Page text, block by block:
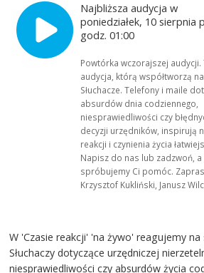
Najbliższa audycja w
poniedziałek, 10 sierpnia
godz. 01:00
Powtórka wczorajszej audycji.
audycja, którą współtworzą
Słuchacze. Telefony i maile
absurdów dnia codziennego,
niesprawiedliwości czy
decyzji urzędników, inspirują
reakcji i czynienia życia
Napisz do nas lub zadzwoń, a
spróbujemy Ci pomóc.
Krzysztof Kukliński, Janusz
W 'Czasie reakcji' 'na żywo' reagujemy na
Słuchaczy dotyczące urzędniczej
niesprawiedliwości czy absurdów życia